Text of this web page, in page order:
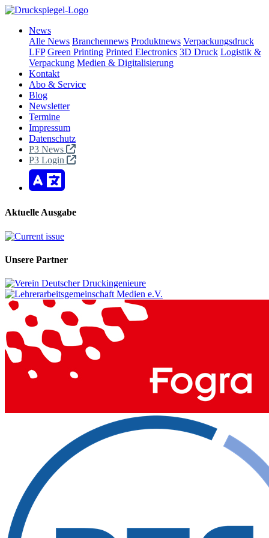
News
Alle News Branchennews Produktnews Verpackungsdruck
LFP Green Printing Printed Electronics 3D Druck Logistik &
Verpackung Medien & Digitalisierung
Kontakt
Abo & Service
Blog
Newsletter
Termine
Impressum
Datenschutz
P3 News
P3 Login
Aktuelle Ausgabe
Unsere Partner